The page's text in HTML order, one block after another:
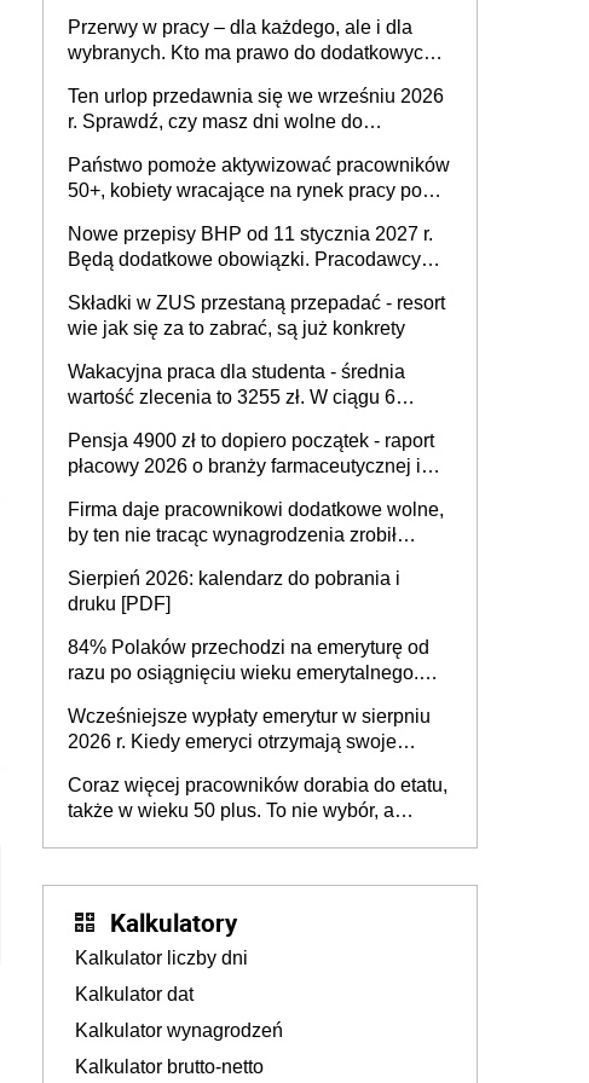
Przerwy w pracy – dla każdego, ale i dla
wybranych. Kto ma prawo do dodatkowych
Ten urlop przedawnia się we wrześniu 2026
r. Sprawdź, czy masz dni wolne do
Państwo pomoże aktywizować pracowników
50+, kobiety wracające na rynek pracy po
osoby neuroatypowe. Powstanie Fundusz
na rzecz Inkluzywności w Zatrudnianiu?
Nowe przepisy BHP od 11 stycznia 2027 r.
Będą dodatkowe obowiązki. Pracodawcy
Składki w ZUS przestaną przepadać - resort
wie jak się za to zabrać, są już konkrety
Wakacyjna praca dla studenta - średnia
wartość zlecenia to 3255 zł. W ciągu 6
ponad 10,7 tys. zł
Pensja 4900 zł to dopiero początek - raport
płacowy 2026 o branży farmaceutycznej i
Firma daje pracownikowi dodatkowe wolne,
by ten nie tracąc wynagrodzenia zrobił
sprawdza
Sierpień 2026: kalendarz do pobrania i
druku [PDF]
84% Polaków przechodzi na emeryturę od
razu po osiągnięciu wieku emerytalnego.
dłużej, ale czy jest w stanie? Pracownicy
45+ to siła napędowa gospodarki
Wcześniejsze wypłaty emerytur w sierpniu
2026 r. Kiedy emeryci otrzymają swoje
Coraz więcej pracowników dorabia do etatu,
także w wieku 50 plus. To nie wybór, a
Kalkulatory
Kalkulator liczby dni
Kalkulator dat
Kalkulator wynagrodzeń
Kalkulator brutto-netto